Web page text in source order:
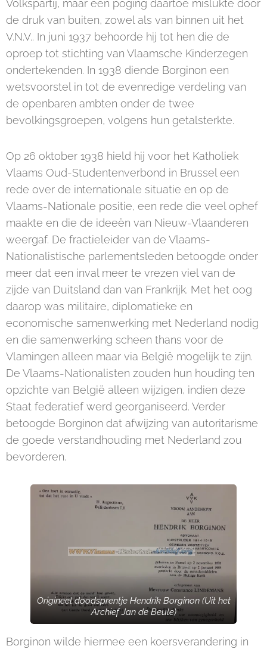
Volkspartij, maar een poging daartoe mislukte door
de druk van buiten, zowel als van binnen uit het
V.N.V.. In juni 1937 behoorde hij tot hen die de
oproep tot stichting van Vlaamsche Kinderzegen
ondertekenden. In 1938 diende Borginon een
wetsvoorstel in tot de evenredige verdeling van
de openbaren ambten onder de twee
bevolkingsgroepen, volgens hun getalsterkte.
Op 26 oktober 1938 hield hij voor het Katholiek
Vlaams Oud-Studentenverbond in Brussel een
rede over de internationale situatie en op de
Vlaams-Nationale positie, een rede die veel ophef
maakte en die de ideeën van Nieuw-Vlaanderen
weergaf. De fractieleider van de Vlaams-
Nationalistische parlementsleden betoogde onder
meer dat een inval meer te vrezen viel van de
zijde van Duitsland dan van Frankrijk. Met het oog
daarop was militaire, diplomatieke en
economische samenwerking met Nederland nodig
en die samenwerking scheen thans voor de
Vlamingen alleen maar via België mogelijk te zijn.
De Vlaams-Nationalisten zouden hun houding ten
opzichte van België alleen wijzigen, indien deze
Staat federatief werd georganiseerd. Verder
betoogde Borginon dat afwijzing van autoritarisme
de goede verstandhouding met Nederland zou
bevorderen.
Origineel doodsprentje Hendrik Borginon (Uit het
Archief Jan de Beule)
Borginon wilde hiermee een koersverandering in